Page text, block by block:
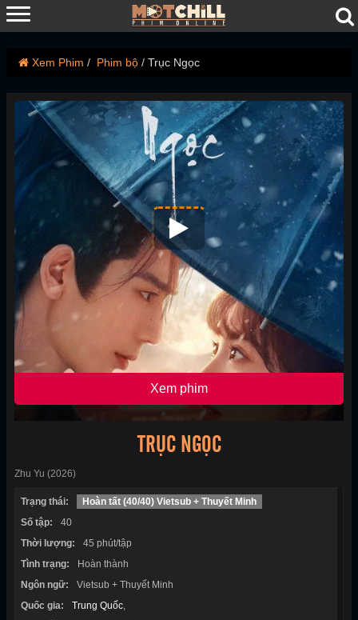
Xem Phim Phim bộ Trục Ngọc
Xem phim
TRỤC NGỌC
Zhu Yu (2026)
Trạng thái:
Hoàn tất (40/40) Vietsub + Thuyết Minh
Số tập:
40
Thời lượng:
45 phút/tập
Tình trạng:
Hoàn thành
Ngôn ngữ:
Vietsub + Thuyết Minh
Quốc gia:
Trung Quốc,